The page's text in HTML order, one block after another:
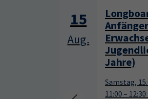
15
Aug.
Jahre)
Samstag,
11:00 –